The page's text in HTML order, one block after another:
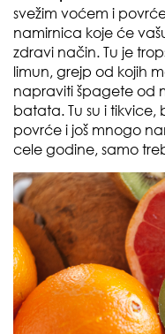
svežim voćem i
namirnica koje će
zdravi način. Tu je
limun, grejp od kojih
napraviti špagete od
batata. Tu su i tikvice,
povrće i još mnogo
cele godine, samo